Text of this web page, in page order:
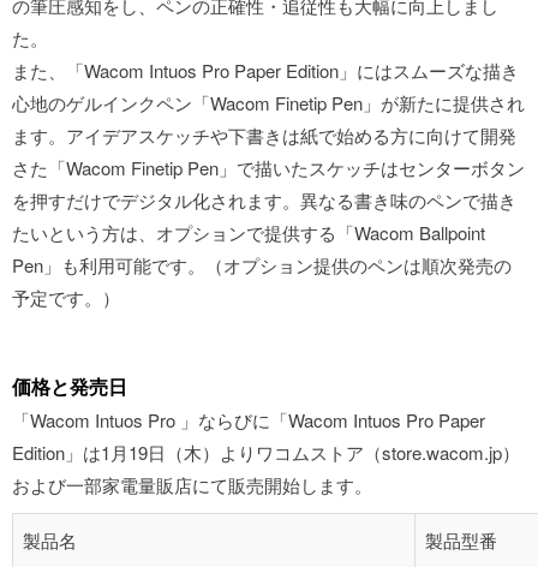
の筆圧感知をし、ペンの正確性・追従性も大幅に向上しまし
た。
また、「Wacom Intuos Pro Paper Edition」にはスムーズな描き
心地のゲルインクペン「Wacom Finetip Pen」が新たに提供され
ます。アイデアスケッチや下書きは紙で始める方に向けて開発
さた「Wacom Finetip Pen」で描いたスケッチはセンターボタン
を押すだけでデジタル化されます。異なる書き味のペンで描き
たいという方は、オプションで提供する「Wacom Ballpoint
Pen」も利用可能です。（オプション提供のペンは順次発売の
予定です。）
価格と発売日
「Wacom Intuos Pro 」ならびに「Wacom Intuos Pro Paper
Edition」は1月19日（木）よりワコムストア（store.wacom.jp）
および一部家電量販店にて販売開始します。
製品名 製品型番